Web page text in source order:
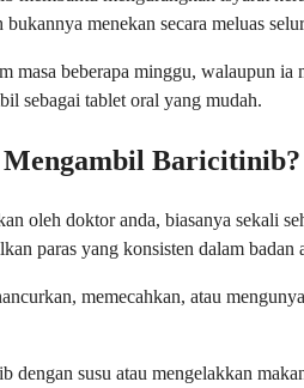
menekan secara meluas
masa beberapa minggu, walaupun
sebagai tablet oral yang mudah.
Mengambil Baricitinib?
oleh doktor anda, biasanya sekali
paras yang konsisten dalam badan
memecahkan, atau
susu atau mengelakkan